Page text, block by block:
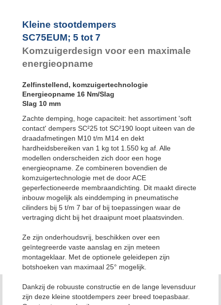
SC²300 tot
SC²650
MA30 tot MA900
PET20 tot
PET27
Kleine stootdempers
SC75EUM; 5 tot 7
Komzuigerdesign voor een maximale
energieopname
Zelfinstellend, komzuigertechnologie
Energieopname 16 Nm/Slag
Slag 10 mm
Zachte demping, hoge capaciteit: het assortiment 'soft
contact' dempers SC²25 tot SC²190 loopt uiteen van de
draadafmetingen M10 t/m M14 en dekt
hardheidsbereiken van 1 kg tot 1.550 kg af. Alle
modellen onderscheiden zich door een hoge
energieopname. Ze combineren bovendien de
komzuigertechnologie met de door ACE
geperfectioneerde membraandichting. Dit maakt directe
inbouw mogelijk als einddemping in pneumatische
cilinders bij 5 t/m 7 bar of bij toepassingen waar de
vertraging dicht bij het draaipunt moet plaatsvinden.
Ze zijn onderhoudsvrij, beschikken over een
geïntegreerde vaste aanslag en zijn meteen
montageklaar. Met de optionele geleidepen zijn
botshoeken van maximaal 25° mogelijk.
Dankzij de robuuste constructie en de lange levensduur
zijn deze kleine stootdempers zeer breed toepasbaar.